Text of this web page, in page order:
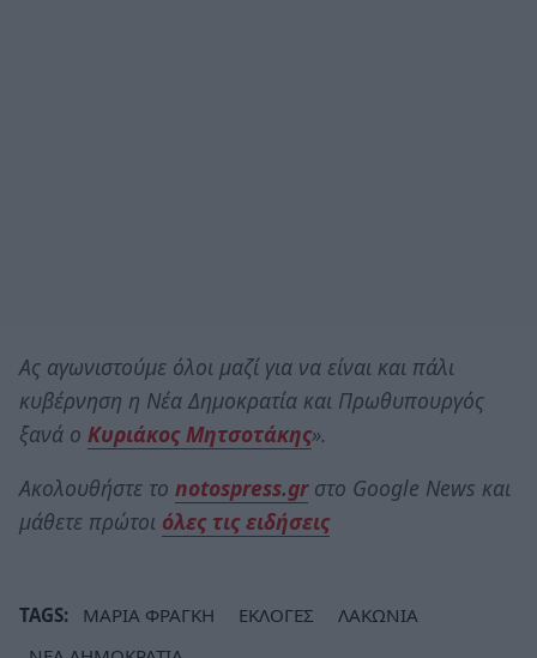
Ας αγωνιστούμε όλοι μαζί για να είναι και πάλι
κυβέρνηση η Νέα Δημοκρατία και Πρωθυπουργός
ξανά ο Κυριάκος Μητσοτάκης».
Ακολουθήστε το notospress.grστο Google News και
μάθετε πρώτοι όλες τις ειδήσεις
TAGS: ΜΑΡΙΑ ΦΡΑΓΚΗ ΕΚΛΟΓΕΣ
ΛΑΚΩΝΙΑ